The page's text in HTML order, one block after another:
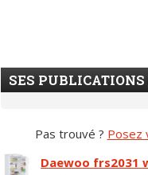
SES PUBLICATIONS
Pas trouvé ? Posez
Daewoo frs2031